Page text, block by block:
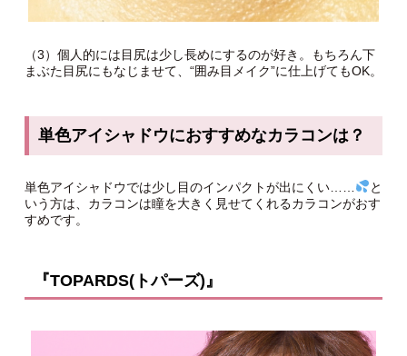
（3）個人的には目尻は少し長めにするのが好き。もちろん下
まぶた目尻にもなじませて、“囲み目メイク”に仕上げてもOK。
単色アイシャドウにおすすめなカラコンは？
単色アイシャドウでは少し目のインパクトが出にくい……
と
いう方は、カラコンは瞳を大きく見せてくれるカラコンがおす
すめです。
『TOPARDS(トパーズ)』